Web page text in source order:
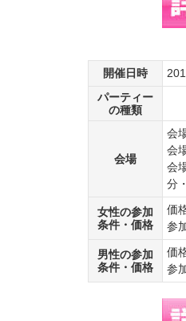
開催日時
パーティー
の種類
会場
会
会
会
分
女性の参加
条件・価格
価
参
男性の参加
条件・価格
価
参